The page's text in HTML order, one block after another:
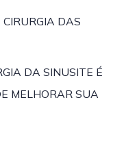
DAS
DA SINUSITE É
MELHORAR SUA